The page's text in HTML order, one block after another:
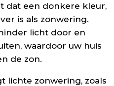
dat een donkere kleur,
is als zonwering.
licht door en
waardoor uw huis
de zon.
lichte zonwering, zoals